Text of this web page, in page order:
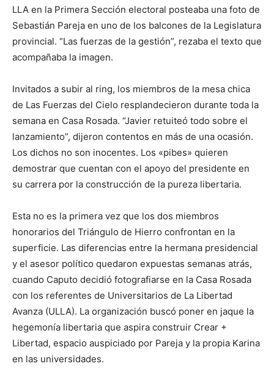
LLA en la Primera Sección electoral posteaba una foto de
Sebastián Pareja en uno de los balcones de la Legislatura
provincial. “Las fuerzas de la gestión”, rezaba el texto que
acompañaba la imagen.
Invitados a subir al ring, los miembros de la mesa chica
de Las Fuerzas del Cielo resplandecieron durante toda la
semana en Casa Rosada. “Javier retuiteó todo sobre el
lanzamiento”, dijeron contentos en más de una ocasión.
Los dichos no son inocentes. Los «pibes» quieren
demostrar que cuentan con el apoyo del presidente en
su carrera por la construcción de la pureza libertaria.
Esta no es la primera vez que los dos miembros
honorarios del Triángulo de Hierro confrontan en la
superficie. Las diferencias entre la hermana presidencial
y el asesor político quedaron expuestas semanas atrás,
cuando Caputo decidió fotografiarse en la Casa Rosada
con los referentes de Universitarios de La Libertad
Avanza (ULLA). La organización buscó poner en jaque la
hegemonía libertaria que aspira construir Crear +
Libertad, espacio auspiciado por Pareja y la propia Karina
en las universidades.